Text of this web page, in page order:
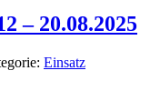
– 20.08.2025
Einsatz